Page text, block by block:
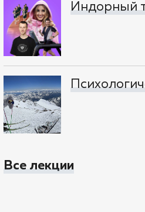
Индорный
Все лекции